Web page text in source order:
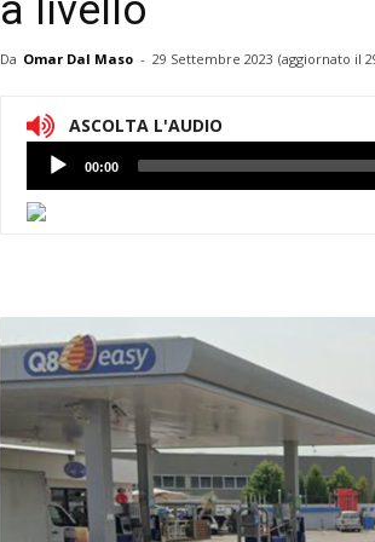
a livello
Da Omar Dal Maso - 29 Settembre 2023 (aggiornato il
ASCOLTA L'AUDIO
Lettore
Audio
00:00